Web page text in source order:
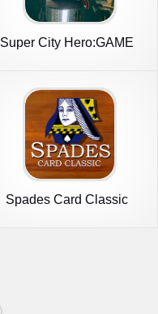
Super City Hero:GAME
Spades Card Classic